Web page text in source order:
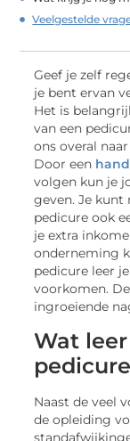
Veelgestelde
Geef je zelf
je bent ervan
Het is
van een
ons overal
Door een
volgen kun je
geven. Je kunt
pedicure ook
je extra
onderneming
pedicure leer
voorkomen.
ingroeiende
Wat
Naast de veel
de opleiding